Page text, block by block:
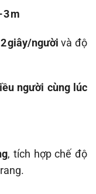
3 m
giây/người và độ
người cùng lúc
, tích hợp chế độ